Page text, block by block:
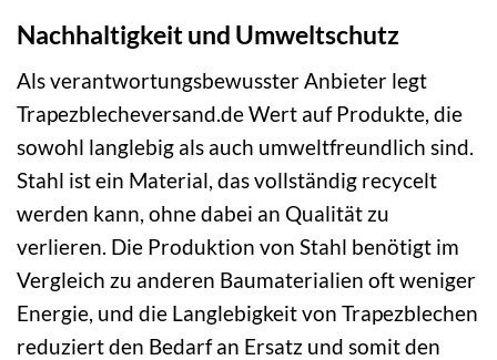
Nachhaltigkeit und Umweltschutz
Als verantwortungsbewusster Anbieter legt
Trapezblecheversand.de Wert auf Produkte, die
sowohl langlebig als auch umweltfreundlich sind.
Stahl ist ein Material, das vollständig recycelt
werden kann, ohne dabei an Qualität zu
verlieren. Die Produktion von Stahl benötigt im
Vergleich zu anderen Baumaterialien oft weniger
Energie, und die Langlebigkeit von Trapezblechen
reduziert den Bedarf an Ersatz und somit den